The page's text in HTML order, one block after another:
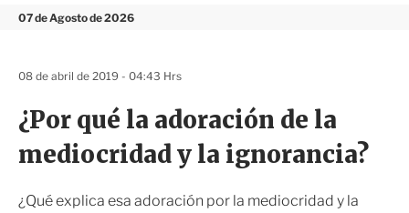
n
07 de Agosto de 2026
¿Por qué la adoración de la
mediocridad y la ignorancia?
¿Qué explica esa adoración por la mediocridad y la
08 de abril de 2019 - 04:43 Hrs